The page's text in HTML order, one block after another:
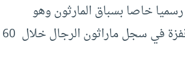
خاصا بسباق المارثون وهو
2:01:39 ( سباق ماراثون برلين 2018) ويعتبر هذا الإنجاز أكبر قفزة في سجل ماراثون الرجال خلال 60